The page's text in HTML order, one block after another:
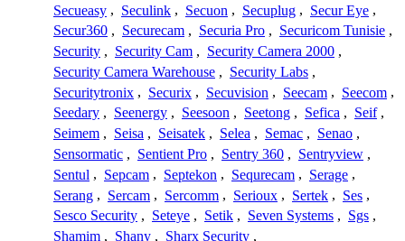
Secueasy , Seculink , Secuon , Secuplug , Secur Eye ,
Secur360 , Securecam , Securia Pro , Securicom Tunisie ,
Security , Security Cam , Security Camera 2000 ,
Security Camera Warehouse , Security Labs ,
Securitytronix , Securix , Secuvision , Seecam , Seecom ,
Seedary , Seenergy , Seesoon , Seetong , Sefica , Seif ,
Seimem , Seisa , Seisatek , Selea , Semac , Senao ,
Sensormatic , Sentient Pro , Sentry 360 , Sentryview ,
Sentul , Sepcam , Septekon , Sequrecam , Serage ,
Serang , Sercam , Sercomm , Serioux , Sertek , Ses ,
Sesco Security , Seteye , Setik , Seven Systems , Sgs ,
Shamim , Shany , Sharx Security ,